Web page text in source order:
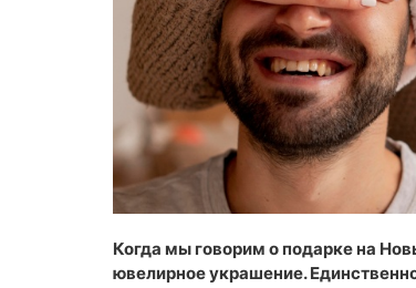
Когда мы говорим о подарке на
ювелирное украшение.